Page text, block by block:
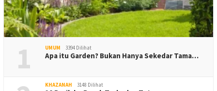
1 UMUM 3394 Dilihat
Apa itu Garden? Bukan Hanya Sekedar Tama…
KHAZANAH 3148 Dilihat